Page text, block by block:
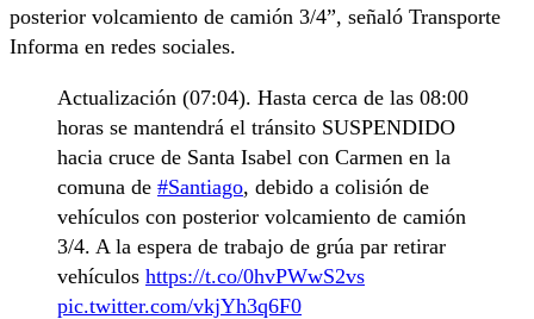
posterior volcamiento de camión 3/4”, señaló Transporte
Informa en redes sociales.
Actualización (07:04). Hasta cerca de las 08:00
horas se mantendrá el tránsito SUSPENDIDO
hacia cruce de Santa Isabel con Carmen en la
comuna de #Santiago, debido a colisión de
vehículos con posterior volcamiento de camión
3/4. A la espera de trabajo de grúa par retirar
vehículos https://t.co/0hvPWwS2vs
pic.twitter.com/vkjYh3q6F0